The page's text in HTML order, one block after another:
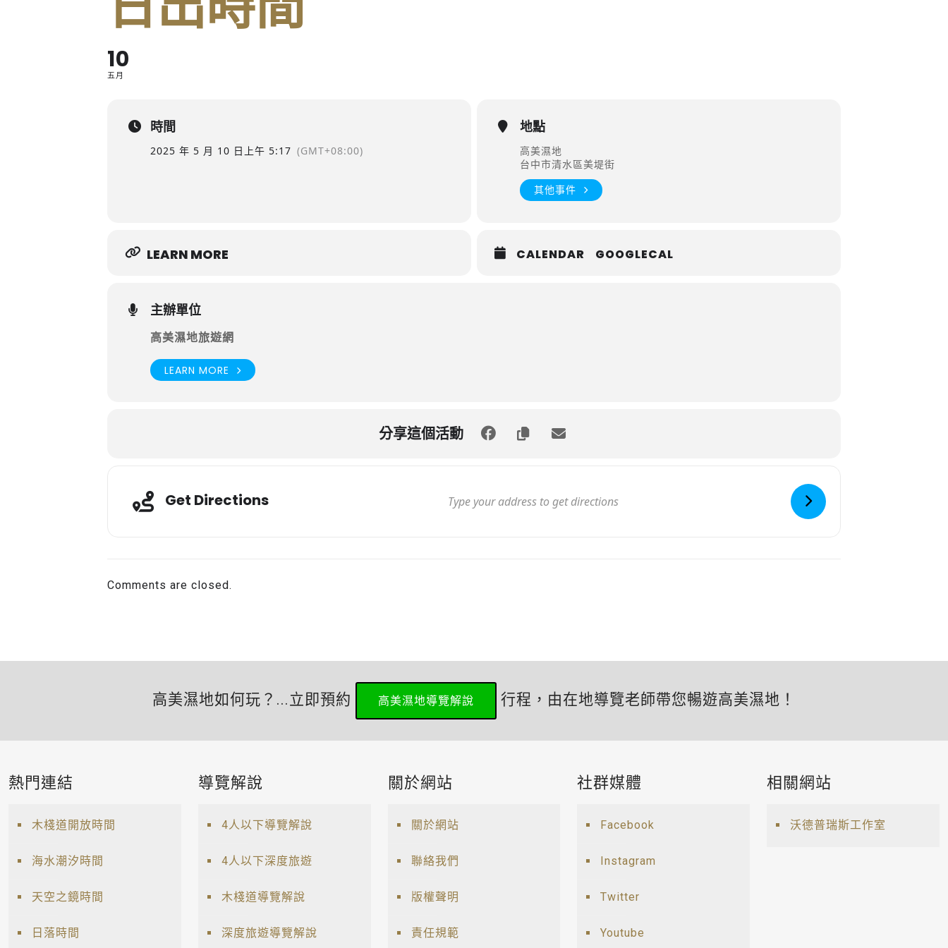
10
五月
時間
2025 年 5 月 10 日 上午 5:17 (GMT+08:00)
地點
高美濕地
台中市清水區美堤街
其他事件
LEARN MORE CALENDAR GOOGLECAL
主辦單位
高美濕地旅遊網
LEARN MORE
分享這個活動
Get Directions
Comments are closed.
高美濕地如何玩？...立即預約 高美濕地導覽解說 行程，由在地導覽老師帶您暢遊高美濕地！
熱門連結
木棧道開放時間
海水潮汐時間
天空之鏡時間
日落時間
導覽解說
4人以下導覽解說
4人以下深度旅遊
木棧道導覽解說
深度旅遊導覽解說
關於網站
關於網站
聯絡我們
版權聲明
責任規範
社群媒體
Facebook
Instagram
Twitter
Youtube
相關網站
沃德普瑞斯工作室